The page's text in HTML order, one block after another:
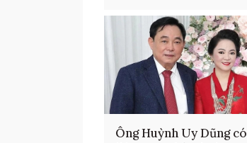
Ông Huỳnh Uy Dũng có